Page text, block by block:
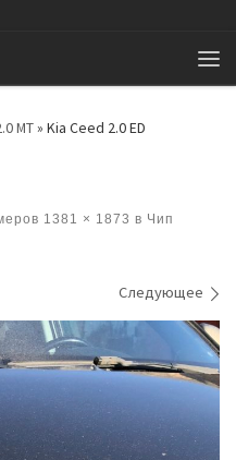
MT» Kia Ceed 2.0 ED
1381 × 1873 в Чип
Следующее